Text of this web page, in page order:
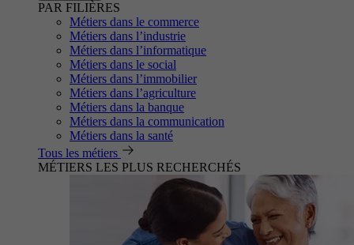
PAR FILIÈRES
Métiers dans le commerce
Métiers dans l’industrie
Métiers dans l’informatique
Métiers dans le social
Métiers dans l’immobilier
Métiers dans l’agriculture
Métiers dans la banque
Métiers dans la communication
Métiers dans la santé
Tous les métiers
MÉTIERS LES PLUS RECHERCHÉS